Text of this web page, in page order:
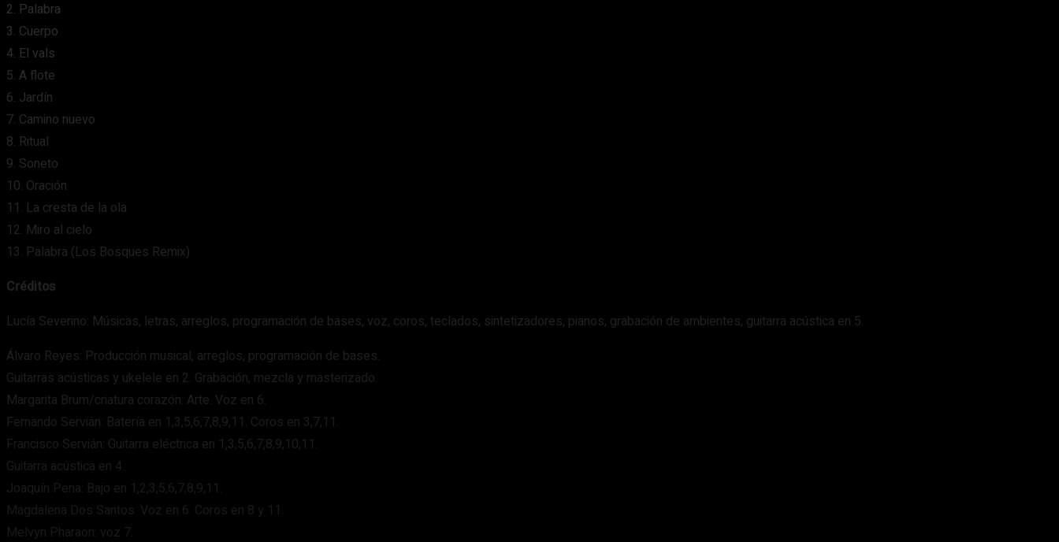
2. Palabra
3. Cuerpo
4. El vals
5. A flote
6. Jardín
7. Camino nuevo
8. Ritual
9. Soneto
10. Oración
11. La cresta de la ola
12. Miro al cielo
13. Palabra (Los Bosques Remix)
Créditos
Lucía Severino: Músicas, letras, arreglos, programación de bases, voz, coros, teclados, sintetizadores, pianos, grabación de ambientes, guitarra acústica en 5.
Álvaro Reyes: Producción musical, arreglos, programación de bases.
Guitarras acústicas y ukelele en 2. Grabación, mezcla y masterizado.
Margarita Brum/criatura corazón: Arte. Voz en 6.
Fernando Servián: Batería en 1,3,5,6,7,8,9,11. Coros en 3,7,11.
Francisco Servián: Guitarra eléctrica en 1,3,5,6,7,8,9,10,11.
Guitarra acústica en 4.
Joaquín Pena: Bajo en 1,2,3,5,6,7,8,9,11.
Magdalena Dos Santos: Voz en 6. Coros en 8 y 11.
Melvyn Pharaon: voz 7.